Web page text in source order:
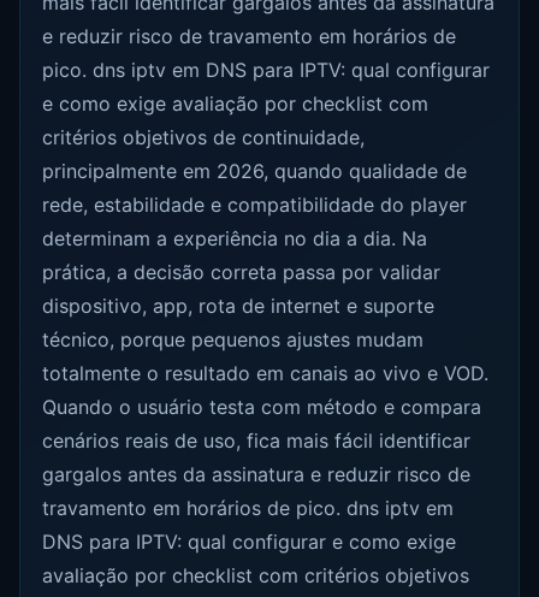
e reduzir risco de travamento em horários de
pico. dns iptv em DNS para IPTV: qual configurar
e como exige avaliação por checklist com
critérios objetivos de continuidade,
principalmente em 2026, quando qualidade de
rede, estabilidade e compatibilidade do player
determinam a experiência no dia a dia. Na
prática, a decisão correta passa por validar
dispositivo, app, rota de internet e suporte
técnico, porque pequenos ajustes mudam
totalmente o resultado em canais ao vivo e VOD.
Quando o usuário testa com método e compara
cenários reais de uso, fica mais fácil identificar
gargalos antes da assinatura e reduzir risco de
travamento em horários de pico. dns iptv em
DNS para IPTV: qual configurar e como exige
avaliação por checklist com critérios objetivos